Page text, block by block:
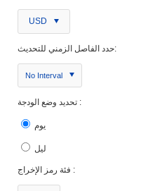
USD
حدد الفاصل الزمني للتحديث:
No Interval
تحديد وضع الودجة :
يوم
ليل
فئة رمز الإخراج :